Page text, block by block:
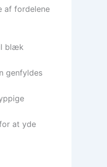
af fordelene
blæk
genfyldes
at yde